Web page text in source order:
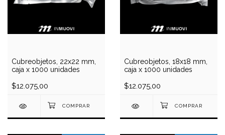
Cubreobjetos, 22x22 mm,
caja x 1000 unidades
$12.075,00
Cubreobjetos, 18x18 mm,
caja x 1000 unidades
$12.075,00